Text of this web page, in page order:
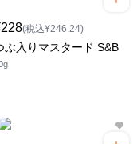
(税込¥246.24)
ぶ入りマスタード S&B